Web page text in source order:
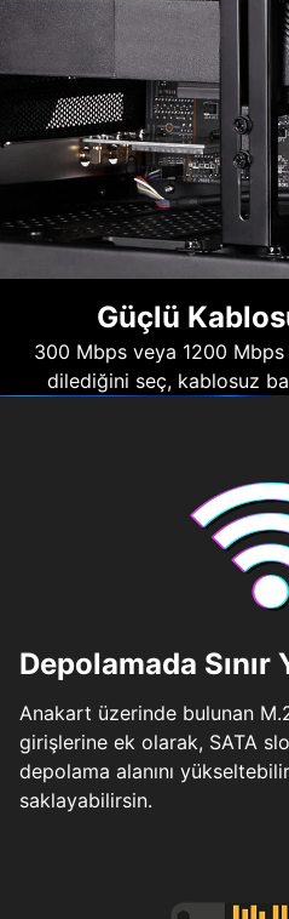
Güçlü
300 Mbps veya 1200
dilediğini seç, kablosuz
Depolamada Sınır
Anakart üzerinde bulunan
girişlerine ek olarak, SATA
depolama alanını
saklayabilirsin.